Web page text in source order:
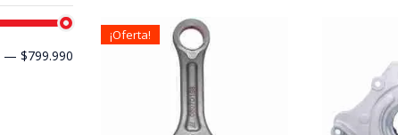
— $799.990
¡Oferta!